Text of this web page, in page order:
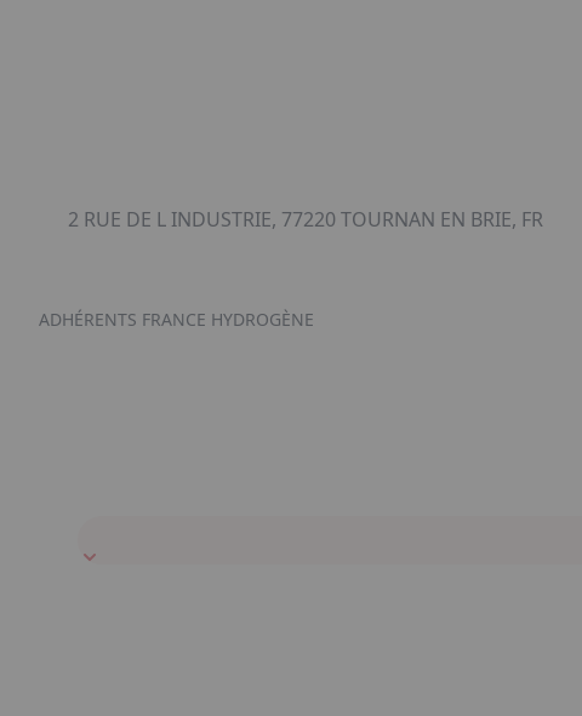
2 RUE DE L INDUSTRIE, 77220 TOURNAN EN BRIE, FR
ADHÉRENTS FRANCE HYDROGÈNE